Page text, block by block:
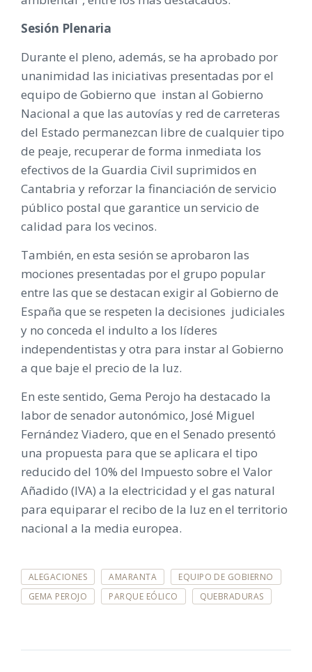
Sesión Plenaria
Durante el pleno, además, se ha aprobado por
unanimidad las iniciativas presentadas por el
equipo de Gobierno que instan al Gobierno
Nacional a que las autovías y red de carreteras
del Estado permanezcan libre de cualquier tipo
de peaje, recuperar de forma inmediata los
efectivos de la Guardia Civil suprimidos en
Cantabria y reforzar la financiación de servicio
público postal que garantice un servicio de
calidad para los vecinos.
También, en esta sesión se aprobaron las
mociones presentadas por el grupo popular
entre las que se destacan exigir al Gobierno de
España que se respeten la decisiones judiciales
y no conceda el indulto a los líderes
independentistas y otra para instar al Gobierno
a que baje el precio de la luz.
En este sentido, Gema Perojo ha destacado la
labor de senador autonómico, José Miguel
Fernández Viadero, que en el Senado presentó
una propuesta para que se aplicara el tipo
reducido del 10% del Impuesto sobre el Valor
Añadido (IVA) a la electricidad y el gas natural
para equiparar el recibo de la luz en el territorio
nacional a la media europea.
E
T
Q
A
ALEGACIONES AMARANTA
EQUIPO DE GOBIERNO
GEMA PEROJO
PARQUE EÓLICO QUEBRADURAS